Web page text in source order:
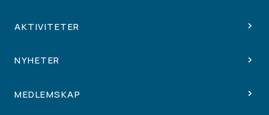
AKTIVITETER
NYHETER
MEDLEMSKAP